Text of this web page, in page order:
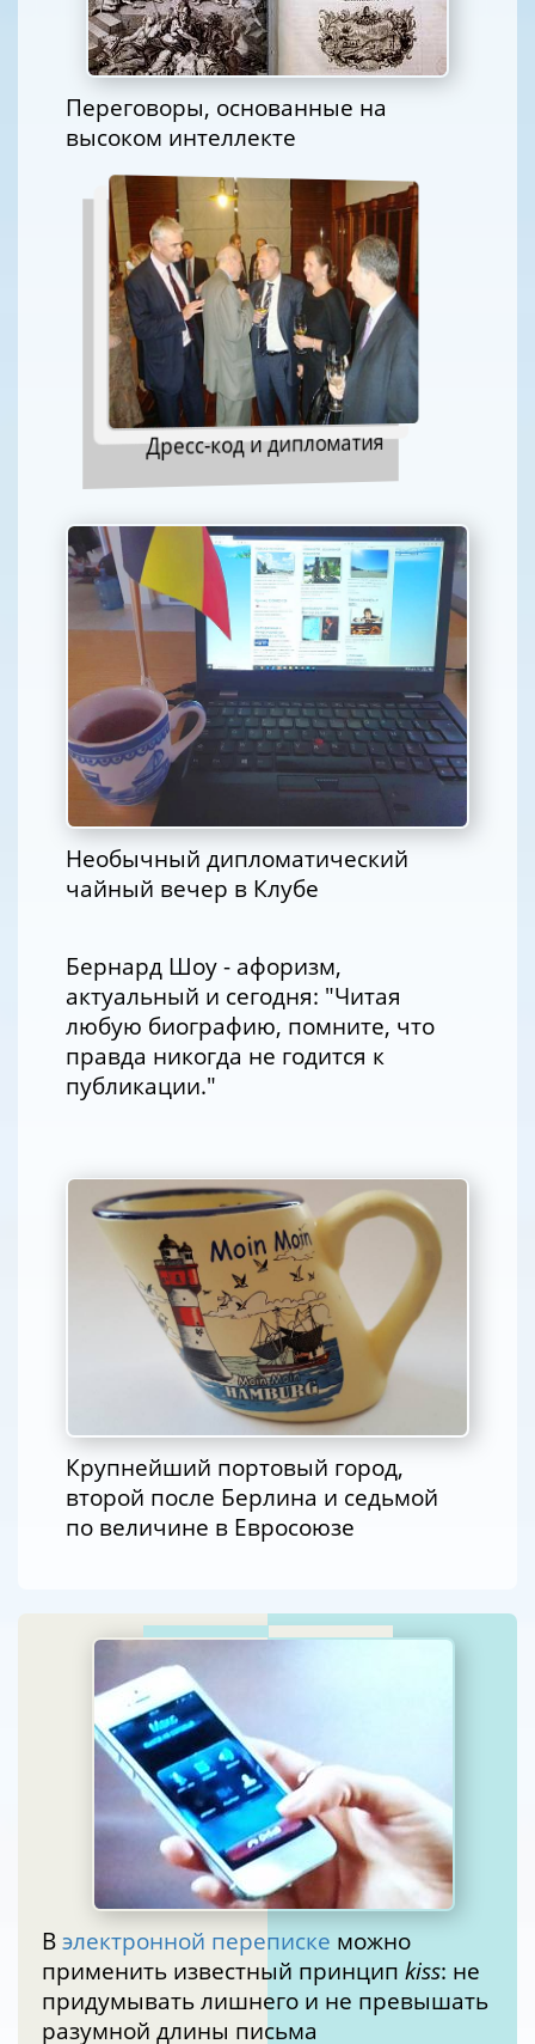
Переговоры, основанные на
высоком интеллекте
Дресс-код и дипломатия
Необычный дипломатический
чайный вечер в Клубе
Бернард Шоу - афоризм,
актуальный и сегодня: "Читая
любую биографию, помните, что
правда никогда не годится к
публикации."
Крупнейший портовый город,
второй после Берлина и седьмой
по величине в Евросоюзе
В электронной переписке можно
применить известный принцип kiss: не
придумывать лишнего и не превышать
разумной длины письма